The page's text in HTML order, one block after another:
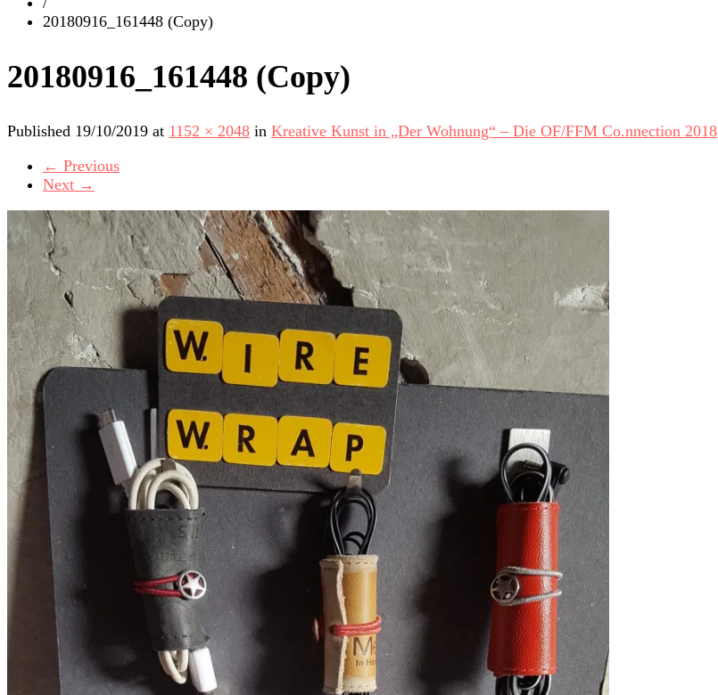
20180916_161448 (Copy)
20180916_161448 (Copy)
Published 19/10/2019 at 1152 × 2048 in Kreative Kunst in „Der Wohnung“ – Die OF/FFM Co.nnection 2018
← Previous
Next →